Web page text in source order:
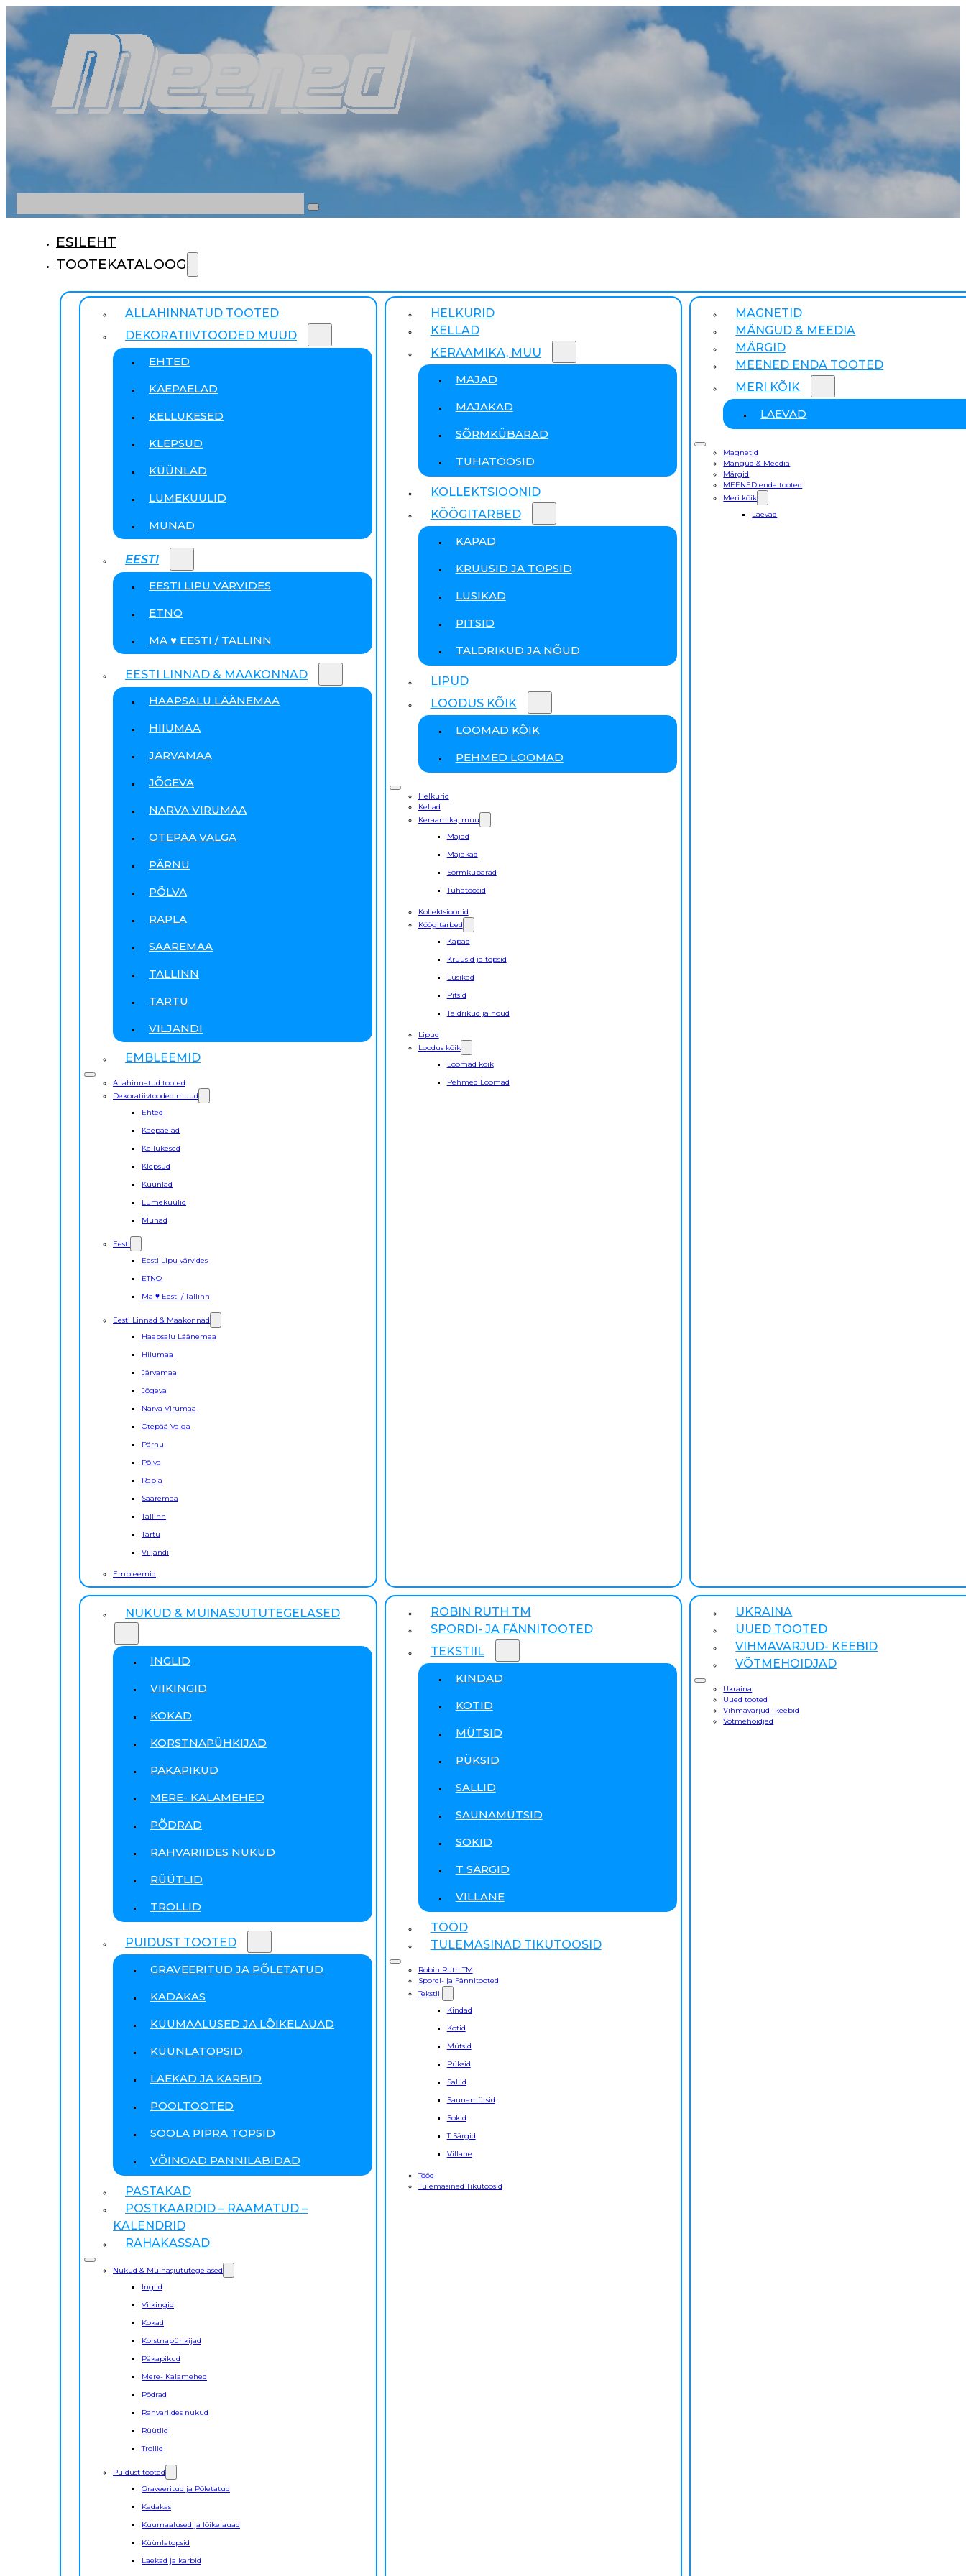
ESILEHT
TOOTEKATALOOG
ALLAHINNATUD TOOTED
DEKORATIIVTOODED MUUD
EHTED
KÄEPAELAD
KELLUKESED
KLEPSUD
KÜÜNLAD
LUMEKUULID
MUNAD
EESTI
EESTI LIPU VÄRVIDES
ETNO
MA ♥ EESTI / TALLINN
EESTI LINNAD & MAAKONNAD
HAAPSALU LÄÄNEMAA
HIIUMAA
JÄRVAMAA
JÕGEVA
NARVA VIRUMAA
OTEPÄÄ VALGA
PÄRNU
PÕLVA
RAPLA
SAAREMAA
TALLINN
TARTU
VILJANDI
EMBLEEMID
Allahinnatud tooted
Dekoratiivtooded muud
Ehted
Käepaelad
Kellukesed
Klepsud
Küünlad
Lumekuulid
Munad
Eesti
Eesti Lipu värvides
ETNO
Ma ♥ Eesti / Tallinn
Eesti Linnad & Maakonnad
Haapsalu Läänemaa
Hiiumaa
Järvamaa
Jõgeva
Narva Virumaa
Otepää Valga
Pärnu
Põlva
Rapla
Saaremaa
Tallinn
Tartu
Viljandi
Embleemid
HELKURID
KELLAD
KERAAMIKA, MUU
MAJAD
MAJAKAD
SÕRMKÜBARAD
TUHATOOSID
KOLLEKTSIOONID
KÖÖGITARBED
KAPAD
KRUUSID JA TOPSID
LUSIKAD
PITSID
TALDRIKUD JA NÕUD
LIPUD
LOODUS KÕIK
LOOMAD KÕIK
PEHMED LOOMAD
Helkurid
Kellad
Keraamika, muu
Majad
Majakad
Sõrmkübarad
Tuhatoosid
Kollektsioonid
Köögitarbed
Kapad
Kruusid ja topsid
Lusikad
Pitsid
Taldrikud ja nõud
Lipud
Loodus kõik
Loomad kõik
Pehmed Loomad
MAGNETID
MÄNGUD & MEEDIA
MÄRGID
MEENED ENDA TOOTED
MERI KÕIK
LAEVAD
Magnetid
Mängud & Meedia
Märgid
MEENED enda tooted
Meri kõik
Laevad
NUKUD & MUINASJUTUTEGELASED
INGLID
VIIKINGID
KOKAD
KORSTNAPÜHKIJAD
PÄKAPIKUD
MERE- KALAMEHED
PÕDRAD
RAHVARIIDES NUKUD
RÜÜTLID
TROLLID
PUIDUST TOOTED
GRAVEERITUD JA PÕLETATUD
KADAKAS
KUUMAALUSED JA LÕIKELAUAD
KÜÜNLATOPSID
LAEKAD JA KARBID
POOLTOOTED
SOOLA PIPRA TOPSID
VÕINOAD PANNILABIDAD
PASTAKAD
POSTKAARDID – RAAMATUD –
KALENDRID
RAHAKASSAD
Nukud & Muinasjututegelased
Inglid
Viikingid
Kokad
Korstnapühkijad
Päkapikud
Mere- Kalamehed
Põdrad
Rahvariides nukud
Rüütlid
Trollid
Puidust tooted
Graveeritud ja Põletatud
Kadakas
Kuumaalused ja lõikelauad
Küünlatopsid
Laekad ja karbid
ROBIN RUTH TM
SPORDI- JA FÄNNITOOTED
TEKSTIIL
KINDAD
KOTID
MÜTSID
PÜKSID
SALLID
SAUNAMÜTSID
SOKID
T SÄRGID
VILLANE
TÖÖD
TULEMASINAD TIKUTOOSID
Robin Ruth TM
Spordi- ja Fännitooted
Tekstiil
Kindad
Kotid
Mütsid
Püksid
Sallid
Saunamütsid
Sokid
T Särgid
Villane
Tööd
Tulemasinad Tikutoosid
UKRAINA
UUED TOOTED
VIHMAVARJUD- KEEBID
VÕTMEHOIDJAD
Ukraina
Uued tooted
Vihmavarjud- keebid
Võtmehoidjad